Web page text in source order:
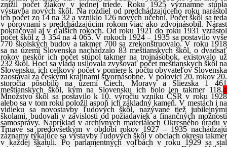
znížil počet žiakov v jednej triede. Roku 1925 významne stúpla
výstavba nových škôl. Na rozdiel od predchádzajúceho roku narástol
ich počet zo 14 na 32 a vzniklo 126 nových učební. Počet škôl sa teda
v porovnaní s predchádzajúcim rokom viac ako zdvojnásobil. Nárast
pokračoval aj v ďalších rokoch. Od roku 1921 do roku 1931 vzrástol
počet škôl z 3 354 na 4 065. V rokoch 1924 – 1935 sa postavilo vyše
770 školských budov a takmer 700 sa zrekonštruovalo. V roku 1918
sa na území Slovenska nachádzalo 83 meštianskych škôl, o dvadsať
rokov neskôr ich počet stúpol takmer na trojnásobok, existovalo už
232 škôl. Hoci sa vláda usilovala zvyšovať počet meštianskych škôl na
Slovensku, ich celkový počet v pomere k počtu obyvateľov Slovenska
zaostával za českými krajinami štvornásobne. V polovici 20. rokov 20.
storočia pôsobilo na území Čiech, Moravy a Sliezska 1 461
meštianskych škôl, kým na Slovensku ich bolo len takmer 118.4
Množstvo škôl sa postavilo k 10. výročiu vzniku ČSR v roku 1928
alebo sa v tom roku položil aspoň ich základný kameň. V mestách i na
vidieku sa novostavby ľudových škôl, nazývané tiež jubilejnými
školami, budovali v závislosti od požiadaviek a finančných možností
samosprávy. Napríklad v archívnych materiáloch Okresného úradu v
Trnave sa predovšetkým v období rokov 1927 – 1935 nachádzajú
záznamy týkajúce sa výstavby ľudových škôl v obciach okresu takmer
v každej škatuli. Po parlamentných voľbách v roku 1929 sa stal